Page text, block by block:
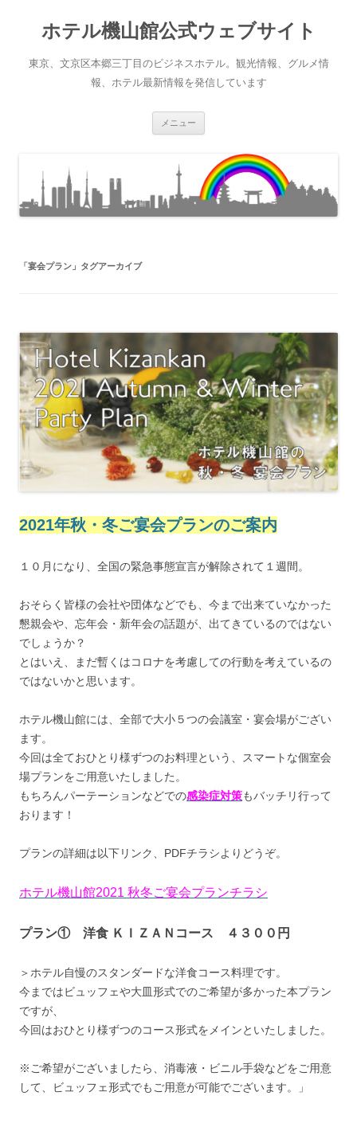
ホテル機山館公式ウェブサイト
東京、文京区本郷三丁目のビジネスホテル。観光情報、グルメ情
報、ホテル最新情報を発信しています
メニュー
へ
ス
キ
プ
「宴会プラン 」タグアーカイブ
2021年秋・冬ご宴会プランのご案内
１０月になり、全国の緊急事態宣言が解除されて１週間。
おそらく皆様の会社や団体などでも、今まで出来ていなかった
懇親会や、忘年会・新年会の話題が、出てきているのではない
でしょうか？
とはいえ、まだ暫くはコロナを考慮しての行動を考えているの
ではないかと思います。
ホテル機山館には、全部で大小５つの会議室・宴会場がござい
ます。
今回は全ておひとり様ずつのお料理という、スマートな個室会
場プランをご用意いたしました。
もちろんパーテーションなどでの感染症対策もバッチリ行って
おります！
プランの詳細は以下リンク、PDFチラシよりどうぞ。
ホテル機山館2021 秋冬ご宴会プランチラシ
プラン① 洋食 ＫＩＺＡＮコース ４３００円
＞ホテル自慢のスタンダードな洋食コース料理です。
今まではビュッフェや大皿形式でのご希望が多かった本プラン
ですが、
今回はおひとり様ずつのコース形式をメインといたしました。
※ご希望がございましたら、消毒液・ビニル手袋などをご用意
して、ビュッフェ形式でもご用意が可能でございます。」